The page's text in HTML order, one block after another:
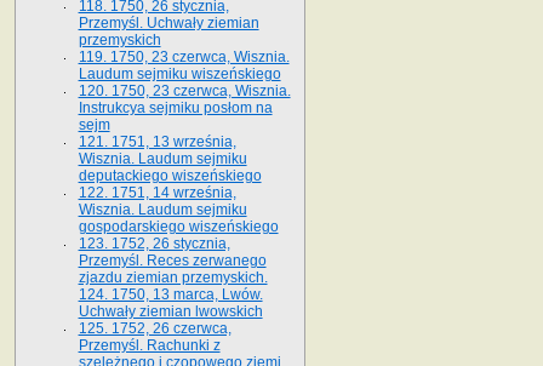
118. 1750, 26 stycznia,
Przemyśl. Uchwały ziemian
przemyskich
119. 1750, 23 czerwca, Wisznia.
Laudum sejmiku wiszeńskiego
120. 1750, 23 czerwca, Wisznia.
Instrukcya sejmiku posłom na
sejm
121. 1751, 13 września,
Wisznia. Laudum sejmiku
deputackiego wiszeńskiego
122. 1751, 14 września,
Wisznia. Laudum sejmiku
gospodarskiego wiszeńskiego
123. 1752, 26 stycznia,
Przemyśl. Reces zerwanego
zjazdu ziemian przemyskich.
124. 1750, 13 marca, Lwów.
Uchwały ziemian lwowskich
125. 1752, 26 czerwca,
Przemyśl. Rachunki z
szelężnego i czopowego ziemi